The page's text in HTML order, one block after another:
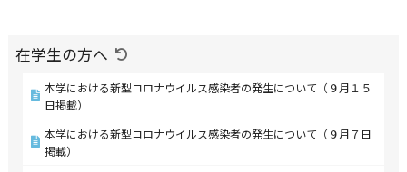
在学生の方へ
本学における新型コロナウイルス感染者の発生について（９月１５
日掲載）
本学における新型コロナウイルス感染者の発生について（９月７日
掲載）